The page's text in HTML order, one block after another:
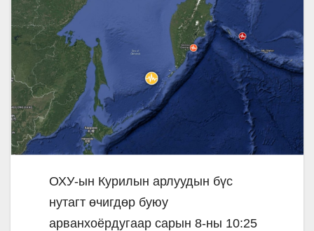
ОХУ-ын Курилын арлуудын бүс
нутагт өчигдөр буюу
арванхоёрдугаар сарын 8-ны 10:25